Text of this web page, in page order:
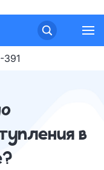
391
в